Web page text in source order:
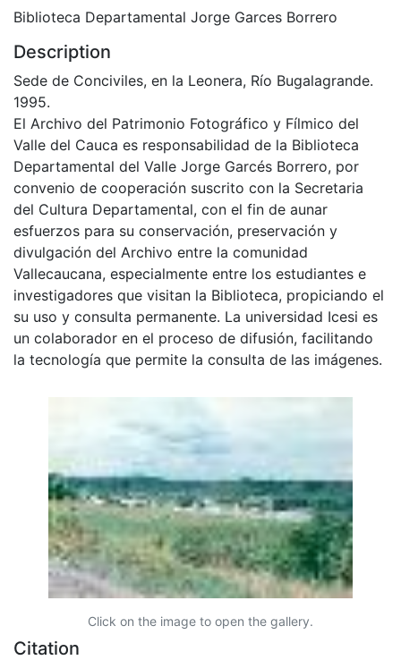
Biblioteca Departamental Jorge Garces Borrero
Description
Sede de Conciviles, en la Leonera, Río Bugalagrande.
1995.
El Archivo del Patrimonio Fotográfico y Fílmico del
Valle del Cauca es responsabilidad de la Biblioteca
Departamental del Valle Jorge Garcés Borrero, por
convenio de cooperación suscrito con la Secretaria
del Cultura Departamental, con el fin de aunar
esfuerzos para su conservación, preservación y
divulgación del Archivo entre la comunidad
Vallecaucana, especialmente entre los estudiantes e
investigadores que visitan la Biblioteca, propiciando el
su uso y consulta permanente. La universidad Icesi es
un colaborador en el proceso de difusión, facilitando
la tecnología que permite la consulta de las imágenes.
Click on the image to open the gallery.
Citation